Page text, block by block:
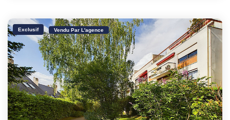
Exclusif Vendu Par L'agence